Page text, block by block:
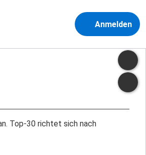
Anmelden
Top-30 richtet sich nach